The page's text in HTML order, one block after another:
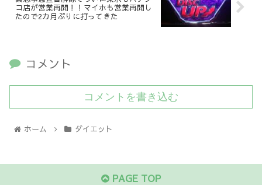
コ店が営業再開！！マイホも営業再開し
たので2カ月ぶりに打ってきた
コメント
コメントを書き込む
ホーム ダイエット
PAGE TOP